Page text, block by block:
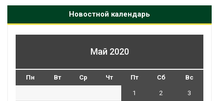
Новостной календарь
Май 2020
Пн Вт Ср Чт Пт Сб Вс
1 2 3